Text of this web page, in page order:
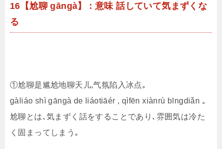
16【尬聊 gāngà】 : 意味 話していて気まずくな
る
①尬聊是尴尬地聊天儿,气氛陷入冰点｡
gàliáo shì gāngà de liáotiāér , qìfēn xiànrù bīngdiǎn ｡
尬聊とは､気まずく話をすることであり､雰囲気は冷た
く固まってしまう｡